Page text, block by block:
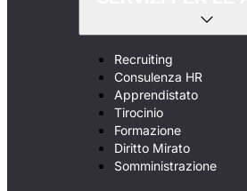
Recruiting
Consulenza HR
Apprendistato
Tirocinio
Formazione
Diritto Mirato
Somministrazione